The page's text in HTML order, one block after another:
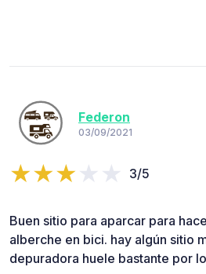
Federon
03/09/2021
3/5
Buen sitio para aparcar para
alberche en bici. hay algún sitio
depuradora huele bastante por